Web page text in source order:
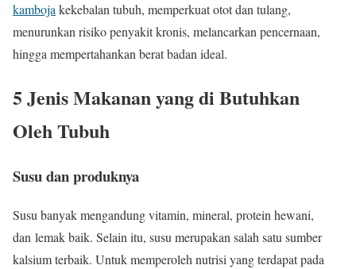
kamboja kekebalan tubuh, memperkuat otot dan tulang,
menurunkan risiko penyakit kronis, melancarkan pencernaan,
hingga mempertahankan berat badan ideal.
5 Jenis Makanan yang di Butuhkan
Oleh Tubuh
Susu dan produknya
Susu banyak mengandung vitamin, mineral, protein hewani,
dan lemak baik. Selain itu, susu merupakan salah satu sumber
kalsium terbaik. Untuk memperoleh nutrisi yang terdapat pada